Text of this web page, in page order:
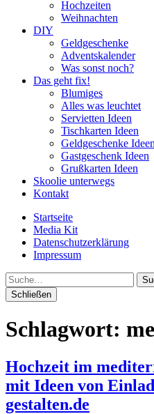
Hochzeiten
Weihnachten
DIY
Geldgeschenke
Adventskalender
Was sonst noch?
Das geht fix!
Blumiges
Alles was leuchtet
Servietten Ideen
Tischkarten Ideen
Geldgeschenke Ideen
Gastgeschenk Ideen
Grußkarten Ideen
Skoolie unterwegs
Kontakt
Startseite
Media Kit
Datenschutzerklärung
Impressum
Suche
Schließen
Schlagwort:
Hochzeit im
mit Ideen von
gestalten.de